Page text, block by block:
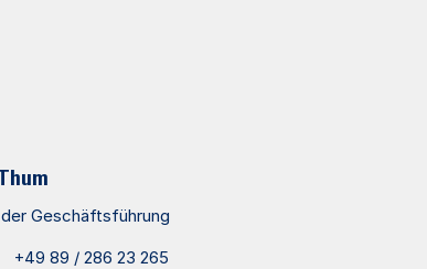
Thum
Geschäftsführung
+49 89 / 286 23 265